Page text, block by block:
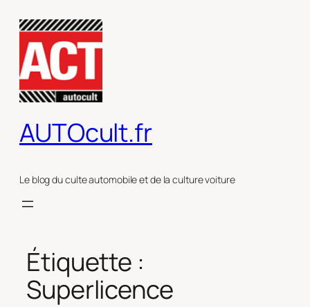
contenu
AUTOcult.fr
Le blog du culte automobile et de la culture voiture
Étiquette :
Superlicence